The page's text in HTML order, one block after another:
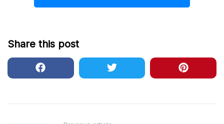
Share this post